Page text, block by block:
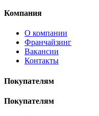
Компания
О компании
Франчайзинг
Вакансии
Контакты
Покупателям
Покупателям